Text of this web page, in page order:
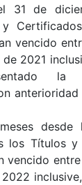
31 de
vencido
2021
la
los Títulos
vencido